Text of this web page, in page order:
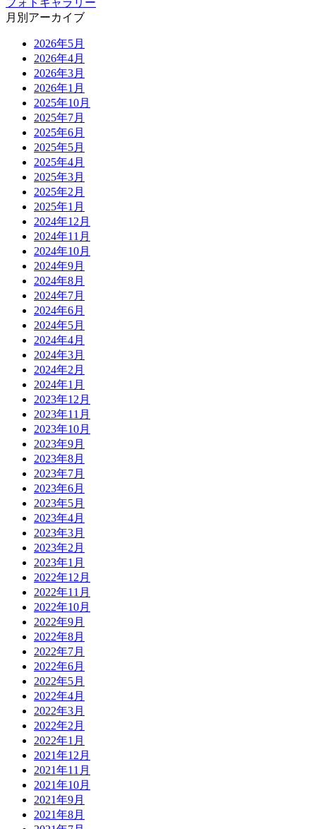
月別アーカイブ
2026年5月
2026年4月
2026年3月
2026年1月
2025年10月
2025年7月
2025年6月
2025年5月
2025年4月
2025年3月
2025年2月
2025年1月
2024年12月
2024年11月
2024年10月
2024年9月
2024年8月
2024年7月
2024年6月
2024年5月
2024年4月
2024年3月
2024年2月
2024年1月
2023年12月
2023年11月
2023年10月
2023年9月
2023年8月
2023年7月
2023年6月
2023年5月
2023年4月
2023年3月
2023年2月
2023年1月
2022年12月
2022年11月
2022年10月
2022年9月
2022年8月
2022年7月
2022年6月
2022年5月
2022年4月
2022年3月
2022年2月
2022年1月
2021年12月
2021年11月
2021年10月
2021年9月
2021年8月